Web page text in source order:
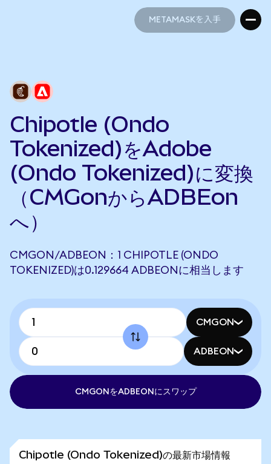
METAMASKを入手
Chipotle (Ondo
Tokenized)をAdobe
(Ondo Tokenized)に変換
（CMGonからADBEon
へ）
CMGON/ADBEON：1 CHIPOTLE (ONDO
TOKENIZED)は0.129664 ADBEONに相当します
CMGON
ADBEON
CMGONをADBEONにスワップ
Chipotle (Ondo Tokenized)の最新市場情報